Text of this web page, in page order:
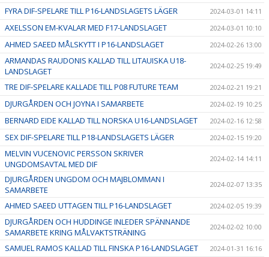
FYRA DIF-SPELARE TILL P16-LANDSLAGETS LÄGER 2024-03-01 14:11
AXELSSON EM-KVALAR MED F17-LANDSLAGET 2024-03-01 10:10
AHMED SAEED MÅLSKYTT I P16-LANDSLAGET 2024-02-26 13:00
ARMANDAS RAUDONIS KALLAD TILL LITAUISKA U18-
LANDSLAGET
2024-02-25 19:49
TRE DIF-SPELARE KALLADE TILL P08 FUTURE TEAM 2024-02-21 19:21
DJURGÅRDEN OCH JOYNA I SAMARBETE 2024-02-19 10:25
BERNARD EIDE KALLAD TILL NORSKA U16-LANDSLAGET 2024-02-16 12:58
SEX DIF-SPELARE TILL P18-LANDSLAGETS LÄGER 2024-02-15 19:20
MELVIN VUCENOVIC PERSSON SKRIVER
UNGDOMSAVTAL MED DIF
2024-02-14 14:11
DJURGÅRDEN UNGDOM OCH MAJBLOMMAN I
SAMARBETE
2024-02-07 13:35
AHMED SAEED UTTAGEN TILL P16-LANDSLAGET 2024-02-05 19:39
DJURGÅRDEN OCH HUDDINGE INLEDER SPÄNNANDE
SAMARBETE KRING MÅLVAKTSTRÄNING
2024-02-02 10:00
SAMUEL RAMOS KALLAD TILL FINSKA P16-LANDSLAGET 2024-01-31 16:16